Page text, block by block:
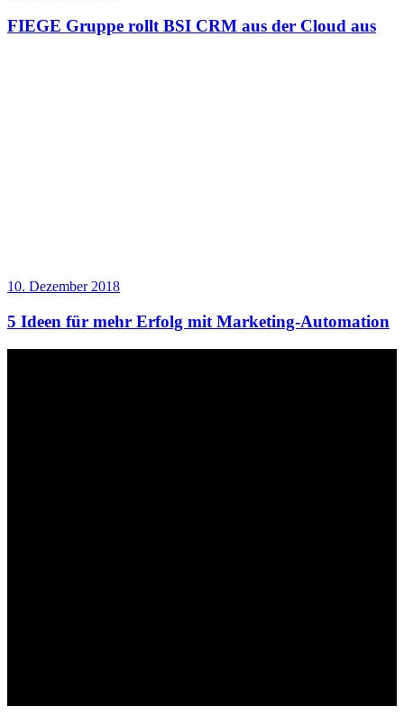
FIEGE Gruppe rollt BSI CRM aus der Cloud aus
10. Dezember 2018
​​5 Ideen für mehr Erfolg mit Marketing-Automation